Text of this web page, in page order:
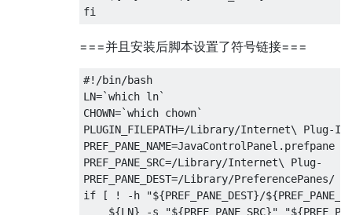
fi
===并且安装后脚本设置了符号链接===
#!/bin/bash
LN=`which ln`
CHOWN=`which chown`
PLUGIN_FILEPATH=/Library/Internet\ Plug-
PREF_PANE_NAME=JavaControlPanel . prefpane
PREF_PANE_SRC=/Library/Internet\ Plug-
PREF_PANE_DEST=/Library/PreferencePanes/
if
[ ! -h
"${PREF_PANE_DEST}/
    $
{LN} -s "${PREF_PANE_SRC}"